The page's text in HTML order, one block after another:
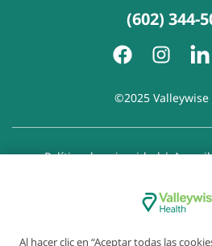
(602) 344-
©2025 Valleywise
Política de privacidad|
Aviso de
Exención de responsabilidad
Al hacer clic en “Aceptar todas las